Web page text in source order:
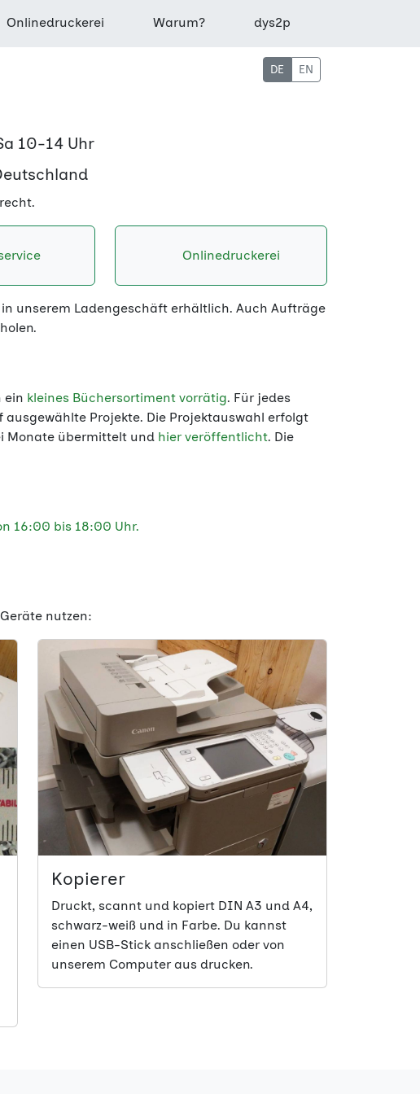
Onlinedruckerei Warum? dys2p
DE EN
10-14 Uhr
Onlinedruckerei
unserem Ladengeschäft erhältlich. Auch Aufträge
ein kleines Büchersortiment vorrätig. Für jedes
Projekte. Die Projektauswahl erfolgt
Monate übermittelt und hier veröffentlicht. Die
16:00 bis 18:00 Uhr.
nutzen:
Kopierer
Druckt, scannt und kopiert DIN A3 und A4,
schwarz-weiß und in Farbe. Du kannst
einen USB-Stick anschließen oder von
unserem Computer aus drucken.